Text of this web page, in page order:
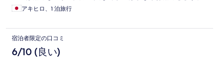
アキヒロ、1 泊旅行
宿泊者限定の口コミ
6/10 (良い)